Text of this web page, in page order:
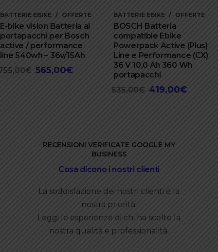
BATTERIE EBIKE OFFERTE
E-bike vision Batteria al
portapacchi per Bosch
active / performance
line 540wh – 36v/15Ah
€ Il
565,00€
BATTERIE EBIKE OFFERTE
BOSCH Batteria
compatible Ebike
Powerpack Active (Plus)
Line e Performance (CX)
36 V 10,0 Ah 360 Wh
portapacchi
535,00€ Il
419,00€Il
RECENSIONI VERIFICATE GOOGLE MY
BUSINESS
Cosa dicono i nostri clienti
La soddisfazione dei nostri clienti è la
nostra priorità.
Leggi le esperienze di chi ha scelto la
nostra qualità e professionalità.